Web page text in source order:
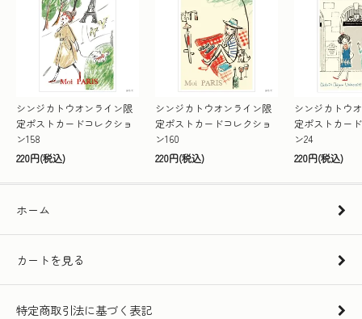
シンジカトウオンライン限
定ポストカードコレクショ
ン158
220円(税込)
シンジカトウオンライン限
定ポストカードコレクショ
ン160
220円(税込)
シンジカトウ
定ポストカー
ン24
220円(税込)
ホーム
カートを見る
特定商取引法に基づく表記